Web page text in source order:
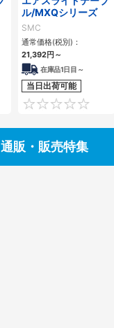
0
ル/MXQシリーズ
SMC
通常価格(税別)：
21,392円～
在庫品1日目～
当日出荷可能
販・販売特集